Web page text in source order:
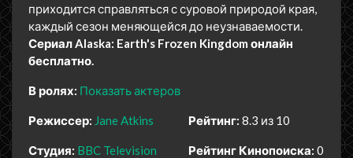
приходится справляться с суровой природой края,
каждый сезон меняющейся до неузнаваемости.
Сериал Alaska: Earth's Frozen Kingdom онлайн
бесплатно.
В ролях: Показать актеров
Режиссер: Jane Atkins
Студия: BBC Television
Рейтинг: 8.3 из 10
Рейтинг Кинопоиска: 0